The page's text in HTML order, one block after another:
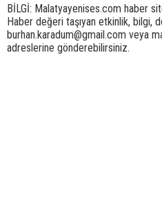
BİLGİ: Malatyayenises.com haber
Haber değeri taşıyan etkinlik, bilgi,
burhan.karadum@gmail.com veya
adreslerine gönderebilirsiniz.